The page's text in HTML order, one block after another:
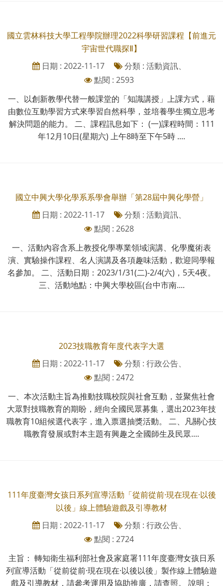
國立雲林科技大學工程學院辦理2022科學研習課程【前進元
宇宙世代職探Ⅱ】
日期 : 2022-11-17
分類 : 活動資訊、
點閱 : 2593
一、以創新教學代替一般課堂的「知識講授」上課方式，藉
由數位互動學習方式來學習自然科學，並培養學生獨立思考
解決問題的能力。 二、課程訊息如下： (一)課程時間：111
年12月10日(星期六) 上午8時至下午5時 ....
國立中興大學化學系系學會舉辦「第28屆中興化學營」
日期 : 2022-11-17
分類 : 活動資訊、
點閱 : 2628
一、活動內容含系上教授化學專業領域演講、化學魔術表
演、實驗操作課程、名人演講及各項趣味活動，歡迎同學報
名參加。 二、活動日期：2023/1/31(二)-2/4(六)，5天4夜。
三、活動地點：中興大學校區(台中市南....
2023技職教育年度代表字大選
日期 : 2022-11-17
分類 : 行政公告、
點閱 : 2472
一、本次活動主旨為推動技職校院與社會互動，並聚焦社會
大眾對技職教育的期盼，經向全國民眾募集，選出2023年技
職教育10組候選代表字，進入票選抽獎活動。 二、凡關心技
職教育發展或對本主題有興趣之全國師生及民眾....
111年度臺灣女孩日系列宣導活動「從前從前·現在現在·以後
以後」線上體驗遊戲及引導教材
日期 : 2022-11-17
分類 : 行政公告、
點閱 : 2724
主旨： 轉知衛生福利部社會及家庭署111年度臺灣女孩日系
列宣導活動「從前從前·現在現在·以後以後」製作線上體驗遊
戲及引導教材，請參考運用及協助推廣，請查照。 說明：